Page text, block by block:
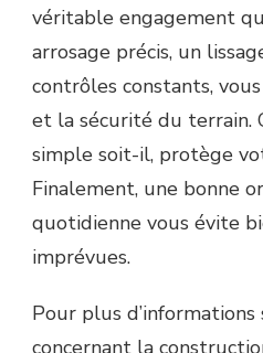
véritable engagement
arrosage précis, un
contrôles constants,
et la sécurité du terrain.
simple soit-il, protège
Finalement, une bonne
quotidienne vous évite
imprévues.
Pour plus
concernant la